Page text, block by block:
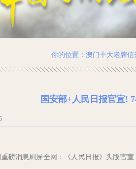
你的位置： 澳门十大老牌信
国安部+人民日报官宣!
重磅消息刷屏全网：《人民日报》头版官